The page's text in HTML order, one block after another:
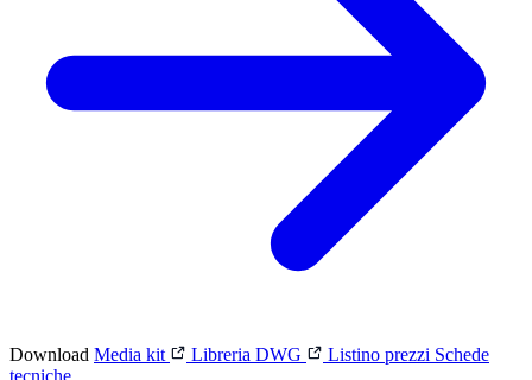
Download Media kit Libreria DWG Listino prezzi Schede
tecniche